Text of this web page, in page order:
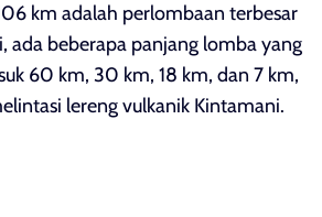
km adalah perlombaan terbesar
ada beberapa panjang lomba yang
60 km, 30 km, 18 km, dan 7 km,
lereng vulkanik Kintamani.